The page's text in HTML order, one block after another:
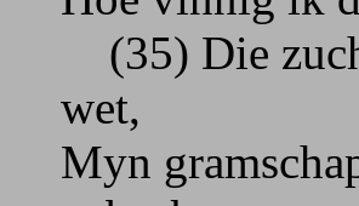
(35) Die
wet,
Myn